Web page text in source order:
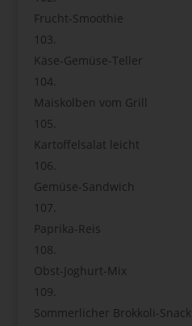
Frucht-Smoothie
Käse-Gemüse-Teller
Maiskolben vom Grill
Kartoffelsalat leicht
Gemüse-Sandwich
Paprika-Reis
Obst-Joghurt-Mix
Sommerlicher Brokkoli-Snack